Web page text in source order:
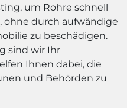
um Rohre schnell
ohne durch aufwändige
zu beschädigen.
sind wir Ihr
Ihnen dabei, die
und Behörden zu